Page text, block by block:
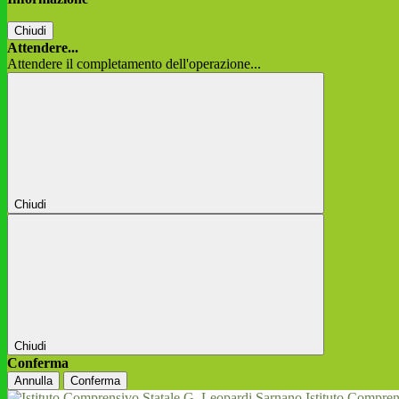
Chiudi
Attendere...
Attendere il completamento dell'operazione...
Chiudi
Chiudi
Conferma
Annulla Conferma